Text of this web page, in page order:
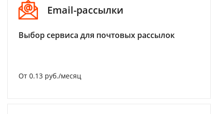
Email-рассылки
Выбор сервиса для почтовых рассылок
От 0.13 руб./месяц